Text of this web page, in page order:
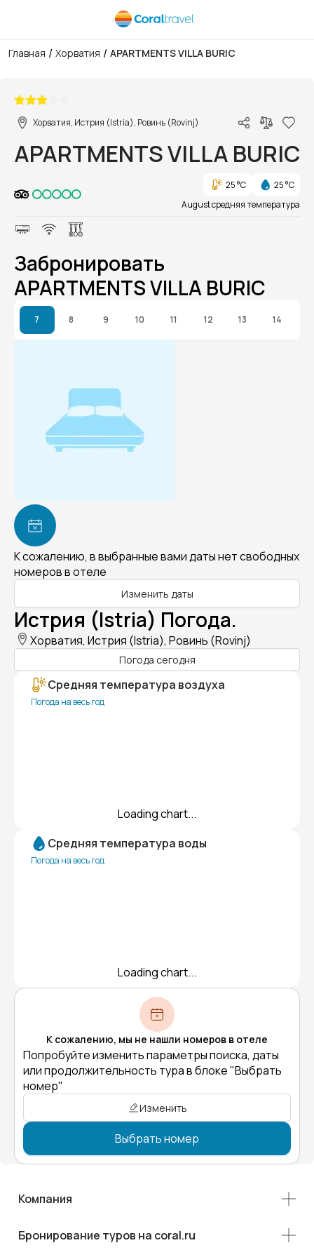
Главная / Хорватия / APARTMENTS VILLA BURIC
Хорватия, Истрия (Istria), Ровинь (Rovinj)
APARTMENTS VILLA BURIC
25 °C
25 °C
August средняя температура
Забронировать
APARTMENTS VILLA BURIC
7 8 9 10 11 12 13 14
К сожалению, в выбранные вами даты нет свободных
номеров в отеле
Изменить даты
Истрия (Istria) Погода.
Хорватия, Истрия (Istria), Ровинь (Rovinj)
Погода сегодня
Средняя температура воздуха
Погода на весь год
Loading chart...
Средняя температура воды
Погода на весь год
Loading chart...
К сожалению, мы не нашли номеров в отеле
Попробуйте изменить параметры поиска, даты
или продолжительность тура в блоке "Выбрать
номер"
Изменить
Выбрать номер
Компания
Бронирование туров на coral.ru